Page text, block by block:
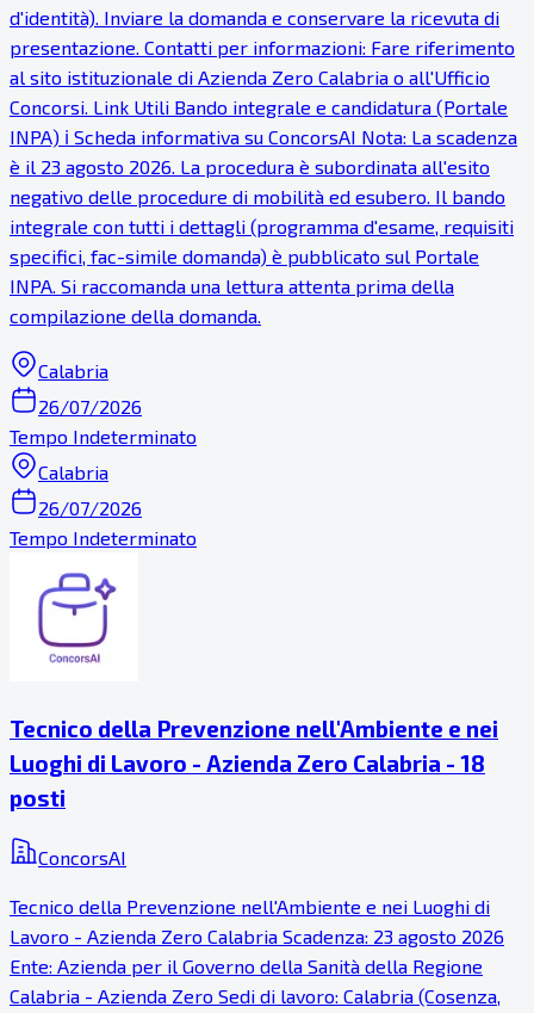
d'identità). Inviare la domanda e conservare la ricevuta di
presentazione. Contatti per informazioni: Fare riferimento
al sito istituzionale di Azienda Zero Calabria o all'Ufficio
Concorsi. Link Utili Bando integrale e candidatura (Portale
INPA) ℹ Scheda informativa su ConcorsAI Nota: La scadenza
è il 23 agosto 2026. La procedura è subordinata all'esito
negativo delle procedure di mobilità ed esubero. Il bando
integrale con tutti i dettagli (programma d'esame, requisiti
specifici, fac-simile domanda) è pubblicato sul Portale
INPA. Si raccomanda una lettura attenta prima della
compilazione della domanda.
Calabria
26/07/2026
Tempo Indeterminato
Calabria
26/07/2026
Tempo Indeterminato
Tecnico della Prevenzione nell'Ambiente e nei
Luoghi di Lavoro - Azienda Zero Calabria - 18
posti
ConcorsAI
Tecnico della Prevenzione nell'Ambiente e nei Luoghi di
Lavoro - Azienda Zero Calabria Scadenza: 23 agosto 2026
Ente: Azienda per il Governo della Sanità della Regione
Calabria - Azienda Zero Sedi di lavoro: Calabria (Cosenza,